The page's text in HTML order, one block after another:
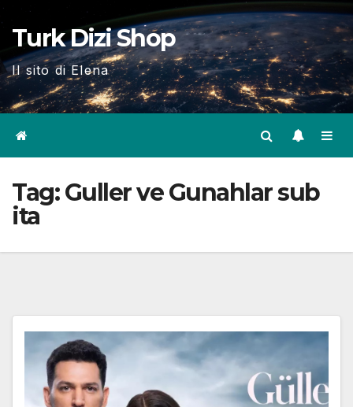
Skip
content
Turk Dizi Shop
Il sito di Elena
Tag:Guller ve Gunahlar sub
ita